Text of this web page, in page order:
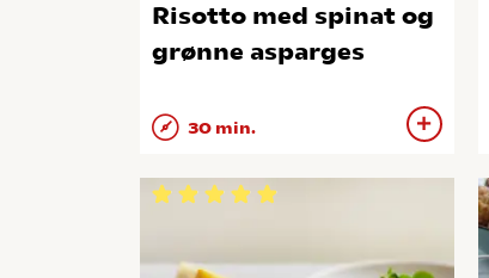
Risotto med spinat og
grønne asparges
30 min.